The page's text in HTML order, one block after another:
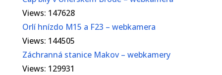
Views: 147628
Orlí hnízdo M15 a F23 – webkamera
Views: 144505
Záchranná stanice Makov – webkamery
Views: 129931